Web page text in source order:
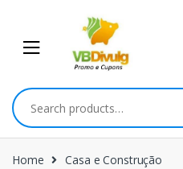
navigation
content
Search
for:
Home Casa e Construção